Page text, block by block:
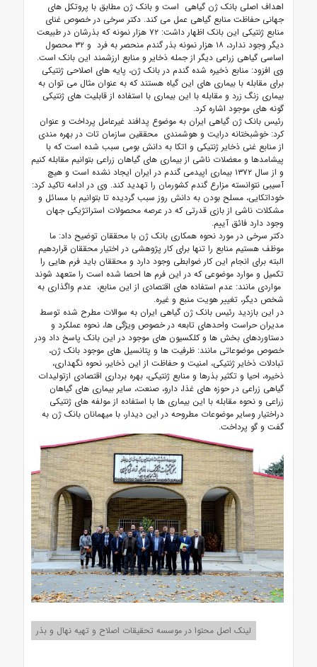
اهداف اصلی بانک ژن گیاهی است و بانک ژن مطابق با پروتکل های
جهانی حفاظت منابع گیاهی عمل می کند. دکتر سرخی در خصوص غنای
منابع ژنتیکی این بانک اظهار داشت: ۷۲ هزار نمونه که بذرشان در طبیعت
دیگر وجود ندارد، ۱۸ هزار نمونه بذر گندم منحصر به فرد و ۳۲ محصول
اساسی گیاهی زراعی دیگر از جمله ذخایر و منابع ارزشمند این بانک است.
وی افزود: منابع ذخیره شده گندم در بانک ژن، پایه های اصلاحی ژنتیکی
برای مقابله با بیماری های این گیاه هستند که به عنوان مثال می توان به
بیماری زنگ زرد و مقابله با این بیماری با استفاده از قابلیت های ژنتیکی
گونه های موجود اشاره کرد.
رئیس بانک ژن گیاهی ایران به موضوع پدافند غیرعامل پرداخت و عنوان
کرد: خوشبختانه درایت و هوشمندی محققین سازمان تات در بهره مندی
از منابع غنی ذخایر ژنتیکی و اتکا به دانش بومی سبب شده است که با
پیشامدها و معضلات ناشی از بیماری های گیاهان زراعی بتوانیم مقابله کنیم
و از سال ۱۳۷۲ بیماری اپیدمی گندم در ایران ایجاد نشده است و هیچ
آسیبی نتوانسته مزارع گندم کشورمان را تهدید کند. وی در ادامه تاکید کرد:
خوداتکایی، مسلح بودن به دانش روز سبب گردیده تا بتوانیم با مسائل و
مشکلات ناشی از بازی قدرتی که در عرصه محصولات استراتژیکی جهان
وجود دارد فائق آییم.
دکتر سرخی در مورد نحوه همکاری بانک ژن با محققان توضیح داد: ما
موظف هستیم منابع را تنها برای کار پژوهشی در اختیار محققان قراردهیم
البته برای انجام این کار ضوابطی وجود دارد و محققان باید فرم هایی را
تکمیل و موارد موضوعی که در این فرم ها احصا شده است را متعهد شوند
مواردی مانند: عدم استفاده های اقتصادی از این منابع، عدم واگذاری به
شخص دیگر، تغییر هویت منبع و غیره.
در این بازدید رئیس بانک ژن گیاهی ایران به سوالات مطرح شده توسط
مدیران حراست واحدهای تابعه در خصوص ویژگی ها، نحوه عملکرد و
دستاوردهای بخش ها و کلکسیون های موجود در این بانک پاسخ داد ودر
خصوص موضوعاتی مانند: ظرفیت ها و پتانسیل های موجود بانک ژن،
تبادلات ذخایر ژنتیکی، امنیت و حفاظت از این ذخایر، نحوه نگهداری،
ذخیره، احیا و تکثیر بذرها و منابع ژنتیکی، بهره برداری اقتصادی ازتولیدات
گیاهی زراعی در حوزه های غذا، دارو، صنعت، سایر بیماری های گیاهان
زراعی و نحوه مقابله با این بیماری ها با استفاده از مولفه های ژنتیکی
دراختیار وسایر موضوعات مطروحه در این دیدار، با میهمانان بانک ژن به
گفت و گو پرداخت.
لینک اصل محتوا در موسسه تحقیقات اصلاح و تهیه نهال و بذر